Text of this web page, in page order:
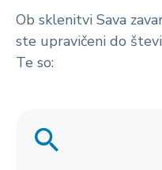
Ob sklenitvi Sava
ste upravičeni do
Te so: